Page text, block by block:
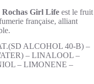
Rochas Girl Life est le fruit
française, alliant
ALCOHOL 40-B) –
– LINALOOL –
– LIMONENE –